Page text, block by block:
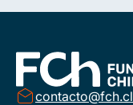
contacto@fch.cl